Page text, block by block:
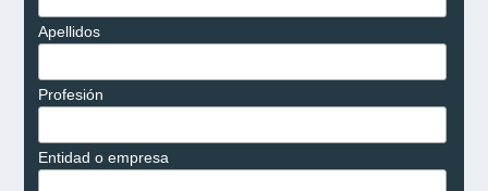
Apellidos
Profesión
Entidad o empresa